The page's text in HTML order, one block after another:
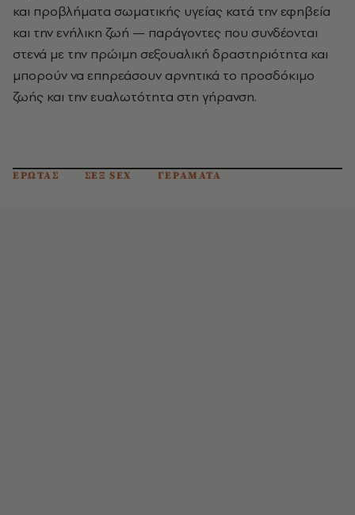
και προβλήματα σωματικής υγείας κατά την εφηβεία
και την ενήλικη ζωή — παράγοντες που συνδέονται
στενά με την πρώιμη σεξουαλική δραστηριότητα και
μπορούν να επηρεάσουν αρνητικά το προσδόκιμο
ζωής και την ευαλωτότητα στη γήρανση.
ΕΡΩΤΑΣ ΣΕΞ SEX ΓΕΡΑΜΑΤΑ